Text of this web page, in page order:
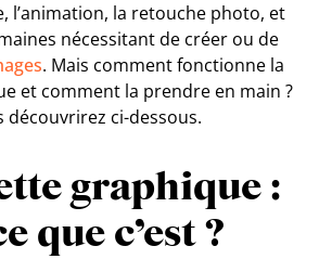
l’animation, la retouche photo, et
nécessitant de créer ou de
. Mais comment fonctionne la
et comment la prendre en main ?
découvrirez ci-dessous.
graphique :
que c’est ?